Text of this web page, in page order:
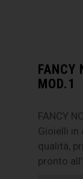
FANCY
MOD.1
FANCY
Gioielli in
qualità,
pronto